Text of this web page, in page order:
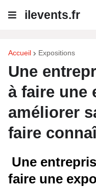
ilevents.fr
Accueil Expositions
Une
à faire une
améliorer
faire
Une
faire une